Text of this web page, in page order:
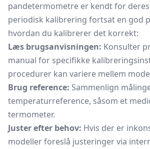
pandetermometre er kendt for
periodisk kalibrering fortsat en god
hvordan du kalibrerer det korrekt:
Læs brugsanvisningen: Konsulter
manual for specifikke
procedurer kan variere mellem
Brug reference: Sammenlign
temperaturreference, såsom et
termometer.
Juster efter behov: Hvis der er
modeller foreslå justeringer via